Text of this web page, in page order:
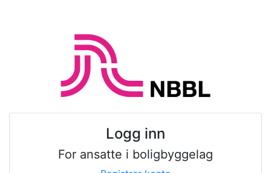
Logg inn
For ansatte i boligbyggelag